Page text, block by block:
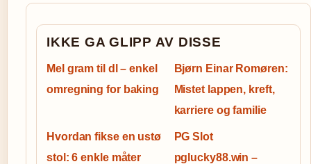
IKKE GA GLIPP AV DISSE
Mel gram til dl – enkel
omregning for baking
Bjørn Einar Romøren:
Mistet lappen, kreft,
karriere og familie
Hvordan fikse en ustø
stol: 6 enkle måter
PG Slot
pglucky88.win –